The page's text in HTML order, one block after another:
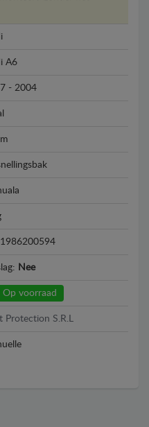
A6
- 2004
Nee
Op voorraad
Protection S.R.L